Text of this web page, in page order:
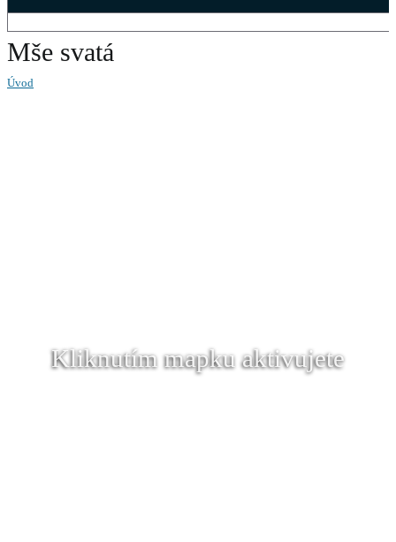
Mše svatá
Úvod
Kliknutím mapku aktivujete